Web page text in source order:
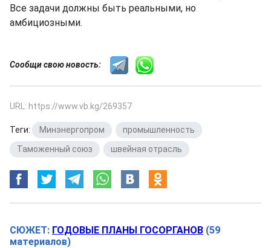
Все задачи должны быть реальными, но
амбициозными.
Сообщи свою новость:
URL: https://www.vb.kg/269357
Теги: Минэнергопром промышленность
Таможенный союз
швейная отрасль
СЮЖЕТ: ГОДОВЫЕ ПЛАНЫ ГОСОРГАНОВ (59
материалов)